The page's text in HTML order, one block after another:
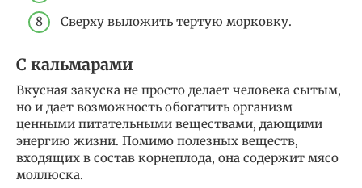
Сверху выложить тертую морковку.
С кальмарами
Вкусная закуска не просто делает человека сытым,
но и дает возможность обогатить организм
ценными питательными веществами, дающими
энергию жизни. Помимо полезных веществ,
входящих в состав корнеплода, она содержит мясо
моллюска.